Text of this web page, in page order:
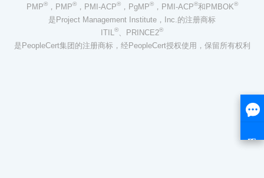
PMP®，PMP®，PMI-ACP®，PgMP®，PMI-ACP®和PMBOK®
是Project Management Institute，Inc.的注册商标
ITIL®、PRINCE2®
是PeopleCert集团的注册商标，经PeopleCert授权使用，保留所有权利